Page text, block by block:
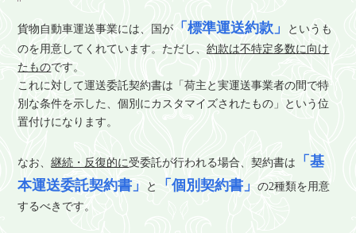
貨物自動車運送事業には、国が「標準運送約款」
というも
のを用意してくれています。ただし、約款は不特定多数に向け
たものです。
これに対して運送委託契約書は「荷主と実運送事業者の間で特
別な条件を示した、個別にカスタマイズされたもの」という位
置付けになります。
なお、継続・反復的に受委託が行われる場合、契約書は
「基
本運送委託契約書」
と 「個別契約書」の2種類を用意
するべきです。